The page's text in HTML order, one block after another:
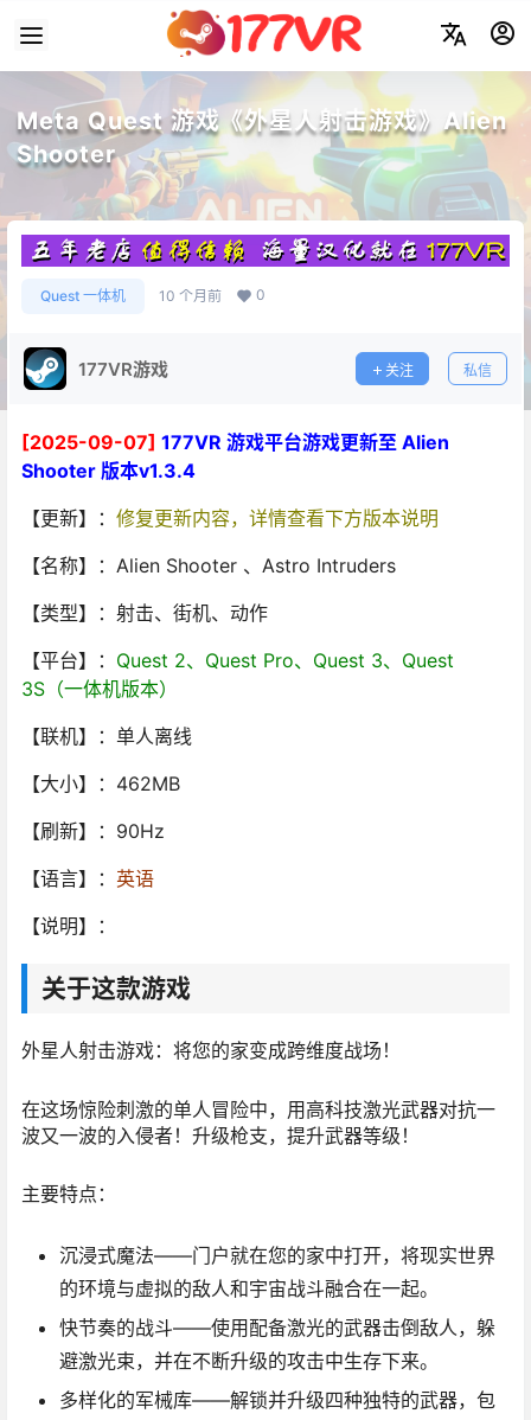
Meta Quest 游戏《外星人射击游戏》Alien
Shooter
Quest 一体机 10 个月前 0
177VR游戏 关注 私信
[2025-09-07] 177VR 游戏平台游戏更新至 Alien
Shooter 版本v1.3.4
【更新】： 修复更新内容，详情查看下方版本说明
【名称】：Alien Shooter 、Astro Intruders
【类型】：射击、街机、动作
【平台】： Quest 2、Quest Pro、Quest 3、Quest
3S（一体机版本）
【联机】：单人离线
【大小】：462MB
【刷新】：90Hz
【语言】： 英语
【说明】：
关于这款游戏
外星人射击游戏：将您的家变成跨维度战场！
在这场惊险刺激的单人冒险中，用高科技激光武器对抗一
波又一波的入侵者！升级枪支，提升武器等级！
主要特点：
沉浸式魔法——门户就在您的家中打开，将现实世界
的环境与虚拟的敌人和宇宙战斗融合在一起。
快节奏的战斗——使用配备激光的武器击倒敌人，躲
避激光束，并在不断升级的攻击中生存下来。
多样化的军械库——解锁并升级四种独特的武器，包